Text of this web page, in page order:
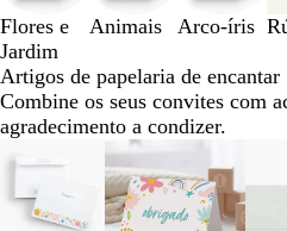
Flores e
Jardim
Animais Arco-íris
de
6
Artigos de papelaria de encantar
Combine os seus convites com
agradecimento a condizer.
Novas opções
Diapositivos